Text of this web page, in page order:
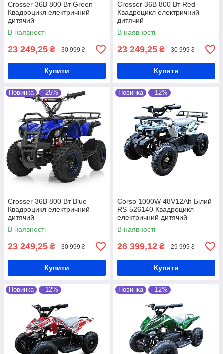
Crosser 36В 800 Вт Green
Квадроцикл електричний
дитячий
В наявності
23 249,25 ₴ 30 999 ₴
Купити
Crosser 36В 800 Вт Red
Квадроцикл електричний
дитячий
В наявності
23 249,25 ₴ 30 999 ₴
Купити
Новинка –25%
Crosser 36В 800 Вт Blue
Квадроцикл електричний
дитячий
В наявності
23 249,25 ₴ 30 999 ₴
Купити
Новинка –12%
Corso 1000W 48V12Ah Білий
RS-526140 Квадроцикл
електричний дитячий
В наявності
26 399,12 ₴ 29 999 ₴
Купити
Новинка –12% Новинка –12%